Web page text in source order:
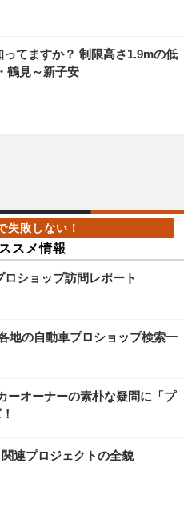
てますか？ 制限高さ1.9mの低
鶴見～新子安
スメ情報
ショップ訪問レポート
の自動車プロショップ検索一
ーオーナーの素朴な疑問に「プ
連プロジェクトの全貌